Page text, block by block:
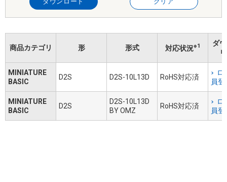
商品カテゴリ 形 形式 対応状況※1
ダ
MINIATURE
BASIC
D2S D2S-10L13D RoHS対応済
ロ
員登
MINIATURE
BASIC
D2S
D2S-10L13D
BY OMZ
RoHS対応済
ロ
員登